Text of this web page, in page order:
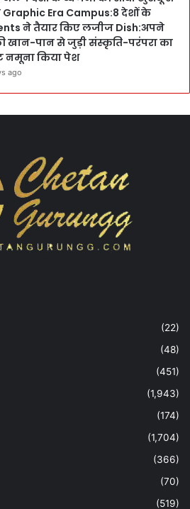
Era Campus:8 देशों के
ने तैयार किए लजीज Dish:अपने
खान-पान से जुड़ी संस्कृति-परंपरा का
नमूना किया पेश
ago
(22)
(48)
(451)
(1,943)
(174)
(1,704)
(366)
(70)
(519)